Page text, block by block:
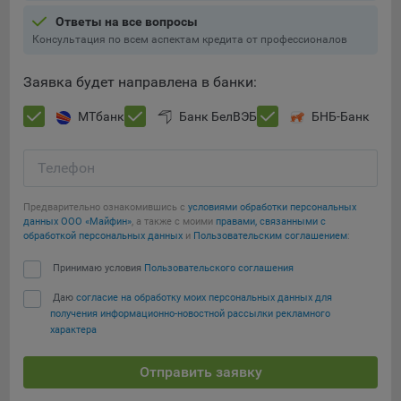
При этом, некоторые браузеры позволяют посещать
интернет-сайты в режиме «Инкогнито», чтобы ограничить
автоматически удалять сессионные файлы cookie. Кроме
того, субъект персональных данных может удалить ранее
сохраненные файлов cookie выбрав соответствующую
Подробнее о параметрах управления можно ознакомиться,
соответствующие страницы сайтов основных браузеров:
Firefox
Chrome
Safari
Opera
Microsoft Edge
Сохранить по умолчанию
Ответы на все вопросы
Консультация по всем аспектам кредита от профессионалов
Заявка будет направлена в банки:
МТбанк Банк БелВЭБ БНБ-Банк
Телефон
Предварительно ознакомившись с условиями обработки персональных
данных ООО «Майфин», а также с моими правами, связанными с
обработкой персональных данных и Пользовательским соглашением:
Принимаю условия Пользовательского соглашения
Даю согласие на обработку моих персональных данных для
получения информационно-новостной рассылки рекламного
характера
Отправить заявку